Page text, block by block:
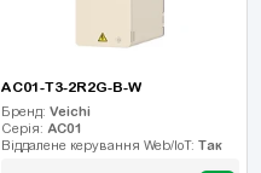
AC01-T3-2R2G-B-W
Бренд: Veichi
Серія: AC01
Віддалене керування Web/IoT: Так